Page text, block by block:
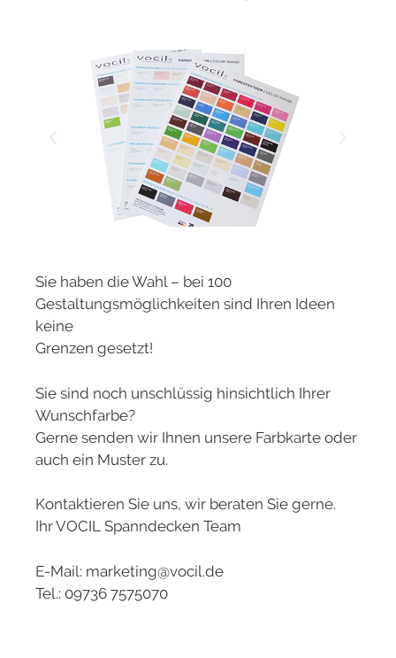
Sie haben die Wahl – bei 100
Gestaltungsmöglichkeiten sind Ihren Ideen
keine
Grenzen gesetzt!
Sie sind noch unschlüssig hinsichtlich Ihrer
Wunschfarbe?
Gerne senden wir Ihnen unsere Farbkarte oder
auch ein Muster zu.
Kontaktieren Sie uns, wir beraten Sie gerne.
Ihr VOCIL Spanndecken Team
E-Mail: marketing@vocil.de
Tel.: 09736 7575070